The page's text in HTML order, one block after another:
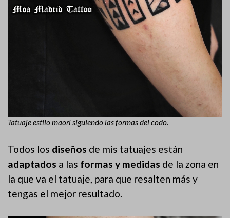
Tatuaje estilo maorí siguiendo las formas del codo.
Todos los diseños de mis tatuajes están
adaptados a las formas y medidas de la zona en
la que va el tatuaje, para que resalten más y
tengas el mejor resultado.